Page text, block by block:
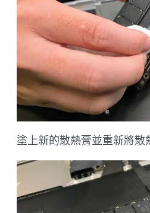
塗上新的散熱膏並重新將散